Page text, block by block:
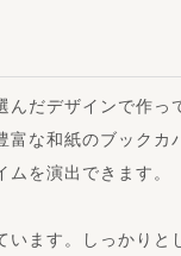
んだデザインで作っ
富な和紙のブックカ
を演出できます。
います。しっかりと